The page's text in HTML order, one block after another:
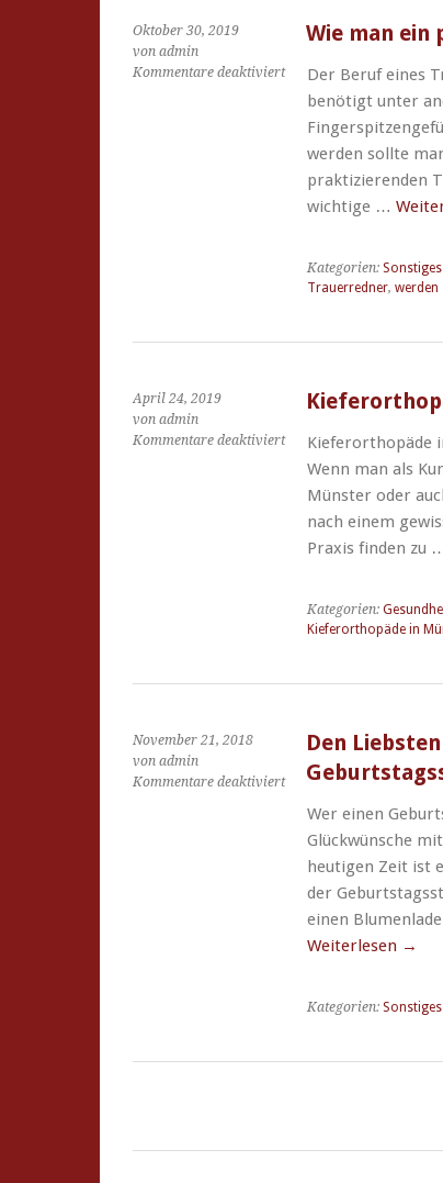
Oktober 30, 2019
von admin
Kommentare deaktiviertfür
Wie
professioneller
Trauerredner
Wie man
Der Beruf eines
benötigt unter
werden sollte
praktizierenden
wichtige …
Kategorien: Sonstiges
Trauerredner, werden
April 24, 2019
von admin
Kommentare deaktiviertfür
Kieferorthopäde
Wenn man als
Münster oder
nach einem
Praxis finden zu
Kategorien:
Kieferorthopäde in
November 21, 2018
von admin
Kommentare deaktiviertfür
Liebsten
eine
Freude
machen
einem
Geburtstagsstrauß
Den
Wer einen
Glückwünsche
heutigen Zeit ist
der
einen
Weiterlesen →
Kategorien: Sonstiges